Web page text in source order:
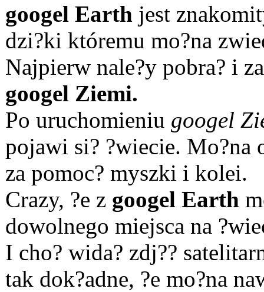
googel Earth jest
dzi?ki któremu mo?na
Najpierw nale?y pobra? i
googel Ziemi.
Po uruchomieniu googel
pojawi si? ?wiecie. Mo?na
za pomoc? myszki i kolei.
Crazy, ?e z googel Earth
dowolnego miejsca na
I cho? wida? zdj??
tak dok?adne, ?e mo?na